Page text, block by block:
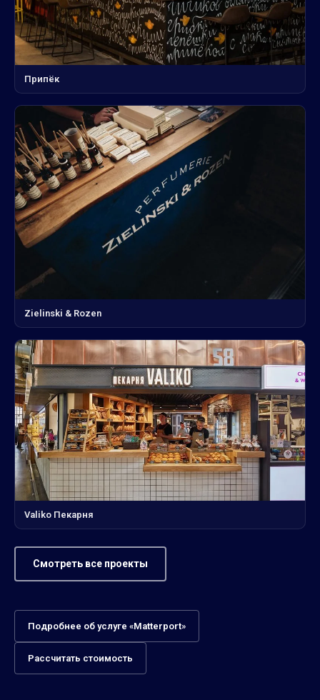
Припёк
Zielinski & Rozen
Valiko Пекарня
Смотреть все проекты
Подробнее об услуге «Matterport»
Рассчитать стоимость